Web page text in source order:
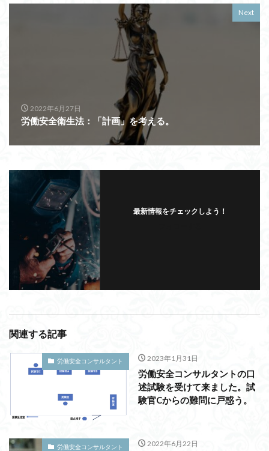
Next
2022年6月27日
労働安全衛生法：「計画」を考える。
最新情報をチェックしよう！
関連する記事
労働安全コンサルタント 2023年1月31日
労働安全コンサルタントの口
述試験を受けて来ました。試
験官Cからの難問に戸惑う。
労働安全コンサルタント 2022年6月22日